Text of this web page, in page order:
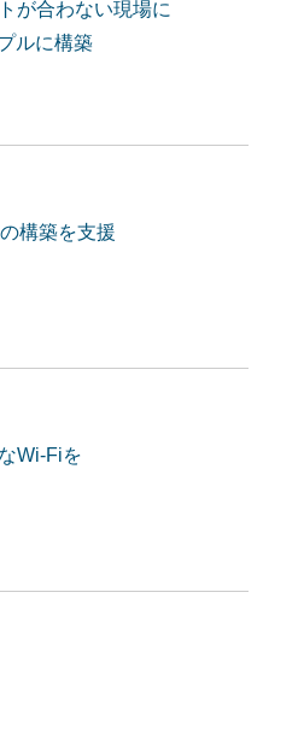
が合わない現場に
ルに構築
構築を支援
Wi-Fiを